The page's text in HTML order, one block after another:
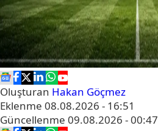
Oluşturan Hakan Göçmez
Eklenme 08.08.2026 - 16:51
Güncellenme 09.08.2026 - 00:47